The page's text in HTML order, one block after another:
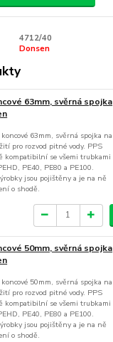
4712/40
Donsen
63mm, svěrná spojka
63mm, svěrná spojka na
pro rozvod pitné vody. PPS
kompatibilní se všemi trubkami
PE40, PE80 a PE100.
jsou pojištěny a je na ně
o shodě.
50mm, svěrná spojka
50mm, svěrná spojka na
pro rozvod pitné vody. PPS
kompatibilní se všemi trubkami
PE40, PE80 a PE100.
jsou pojištěny a je na ně
o shodě.